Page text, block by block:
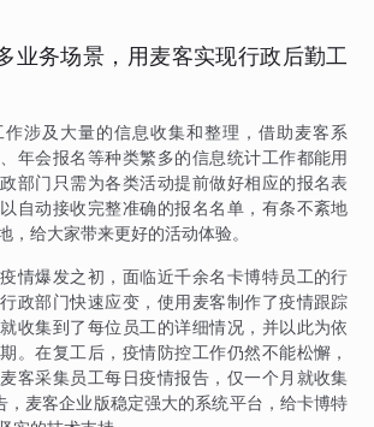
业务场景，用麦客实现行政后勤工
作涉及大量的信息收集和整理，借助麦客系
年会报名等种类繁多的信息统计工作都能用
部门只需为各类活动提前做好相应的报名表
自动接收完整准确的报名名单，有条不紊地
，给大家带来更好的活动体验。
情爆发之初，面临近千余名卡博特员工的行
政部门快速应变，使用麦客制作了疫情跟踪
收集到了每位员工的详细情况，并以此为依
。在复工后，疫情防控工作仍然不能松懈，
客采集员工每日疫情报告，仅一个月就收集
，麦客企业版稳定强大的系统平台，给卡博特